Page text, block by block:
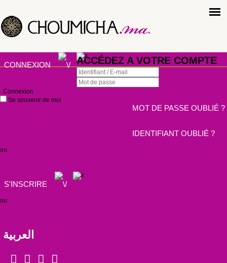
CONNEXION ACCÉDEZ A VOTRE COMPTE
Connexion
Se souvenir de moi
MOT DE PASSE OUBLIÉ ?
IDENTIFIANT OUBLIÉ ?
ou
S'INSCRIRE
ou
العربية